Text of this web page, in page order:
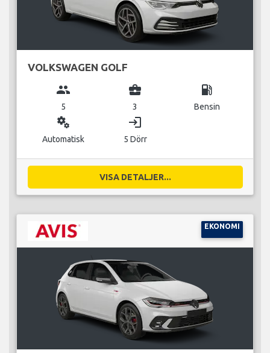
VOLKSWAGEN GOLF
group
5
business_center
3
local_gas_station
Bensin
miscellaneous_services
Automatisk
login
5 Dörr
VISA DETALJER...
EKONOMI